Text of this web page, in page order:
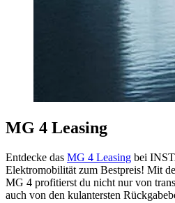
MG 4 Leasing
Entdecke das MG 4 Leasing bei
Elektromobilität zum Bestpreis! Mit
MG 4 profitierst du nicht nur von
auch von den kulantersten